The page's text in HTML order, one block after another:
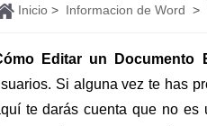
Inicio > Informacion de Word >
Editar un Documento
Si alguna vez te has
te darás cuenta que no es